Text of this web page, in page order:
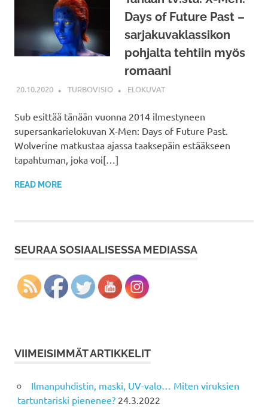
Days of Future Past –
sarjakuvaklassikon
pohjalta tehtiin myös
romaani
20.10.2020 TURBOVISIO ELOKUVAT
Sub esittää tänään vuonna 2014 ilmestyneen
supersankarielokuvan X-Men: Days of Future Past.
Wolverine matkustaa ajassa taaksepäin estääkseen
tapahtuman, joka voi[…]
READ MORE
SEURAA SOSIAALISESSA MEDIASSA
VIIMEISIMMÄT ARTIKKELIT
Ilmanpuhdistin, maski, UV-valo… Miten viruksien
tartuntariski pienenee? 24.3.2022